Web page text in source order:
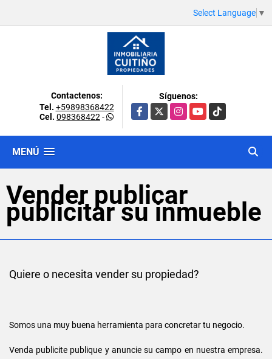
Select Language ▼
Contactenos:
Tel. +59898368422
Cel. 098368422 -
Síguenos:
Facebook
X InstagramYouTubeTikTok
MENÚ
Vender publicar
publicitar su inmueble
Quiere o necesita vender su propiedad?
Somos una muy buena herramienta para concretar tu negocio.
Venda publicite publique y anuncie su campo en nuestra empresa.